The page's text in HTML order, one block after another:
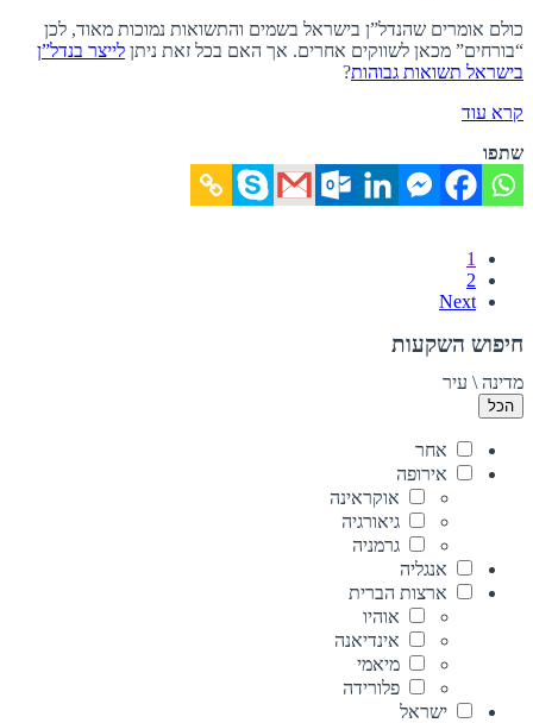
כולם אומרים שהנדל”ן בישראל בשמים והתשואות נמוכות מאוד, לכן
“בורחים” מכאן לשווקים אחרים. אך האם בכל זאת ניתן לייצר בנדל”ן
בישראל תשואות גבוהות?
קרא עוד
שתפו
1
2
Next
חיפוש השקעות
מדינה \ עיר
הכל
אחר
אירופה
אוקראינה
גיאורגיה
גרמניה
אנגליה
ארצות הברית
אוהיו
אינדיאנה
מיאמי
פלורידה
ישראל